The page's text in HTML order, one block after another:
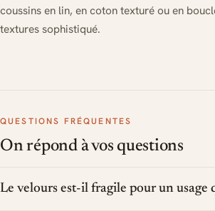
coussins en lin, en coton texturé ou en
textures sophistiqué.
QUESTIONS FRÉQUENTES
On répond à vos questions
Le velours est-il fragile pour un usage